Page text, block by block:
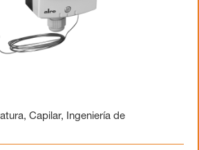
, Capilar, Ingeniería de